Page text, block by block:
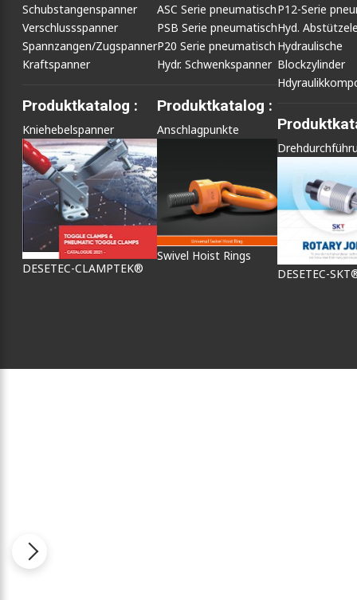
Schubstangenspanner
Verschlussspanner
Spannzangen/Zugspanner
Kraftspanner
Produktkatalog :
Kniehebelspanner
DESETEC-CLAMPTEK®
ASC Serie pneumatisch
PSB Serie pneumatisch
P20 Serie pneumatisch
Hydr. Schwenkspanner
Produktkatalog :
Anschlagpunkte
Swivel Hoist Rings
P12-Serie
Hyd.
Hydraulische
Blockzylinder
DESETEC-